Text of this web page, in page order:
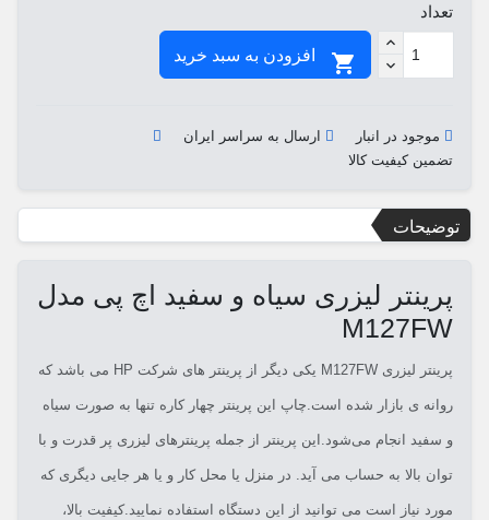
تعداد

موجود در انبار
ارسال به سراسر ایران
تضمین کیفیت کالا
توضیحات
پرینتر لیزری سیاه و سفید اچ پی مدل
M127FW
پرینتر لیزری M127FW یکی دیگر از پرینتر های شرکت HP می باشد که
روانه ی بازار شده است.چاپ این پرینتر چهار کاره تنها به صورت سیاه
و سفید انجام می‌شود.این پرینتر از جمله پرینترهای لیزری پر قدرت و با
توان بالا به حساب می آید. در منزل یا محل کار و یا هر جایی دیگری که
مورد نیاز است می توانید از این دستگاه استفاده نمایید.کیفیت بالا،